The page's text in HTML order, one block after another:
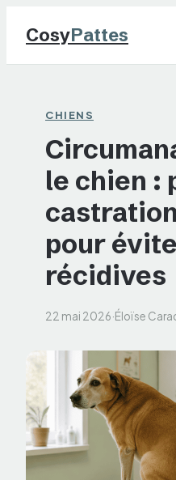
CosyPattes
Chats
NAC
Maison
Jardinage
CHIENS
le chien :
pour
récidives
22 mai 2026·Éloïse